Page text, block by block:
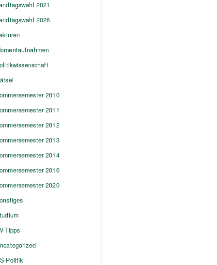
2021
2026
2010
2011
2012
2013
2014
2016
2020
Tipps
Politik